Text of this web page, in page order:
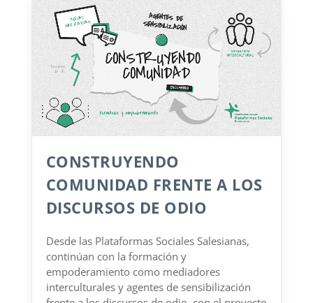
CONSTRUYENDO
COMUNIDAD FRENTE A LOS
DISCURSOS DE ODIO
Desde las Plataformas Sociales Salesianas,
continúan con la formación y
empoderamiento como mediadores
interculturales y agentes de sensibilización